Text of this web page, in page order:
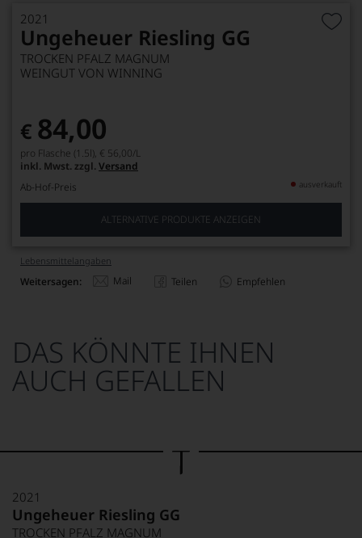
2021
Ungeheuer Riesling GG
TROCKEN PFALZ MAGNUM
WEINGUT VON WINNING
€ 84,00
pro Flasche (1.5l), € 56,00/L
inkl. Mwst. zzgl. Versand
Ab-Hof-Preis
ausverkauft
ALTERNATIVE PRODUKTE ANZEIGEN
Lebensmittel­angaben
Weitersagen: Mail Teilen Empfehlen
DAS KÖNNTE IHNEN
AUCH GEFALLEN
2021
Ungeheuer Riesling GG
TROCKEN PFALZ MAGNUM